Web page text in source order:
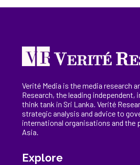
Verité Media is the media research
Research, theleading independent,
think tank in Sri Lanka. Verité
strategic analysis and advice to
international organisations and the
Asia.
Explore